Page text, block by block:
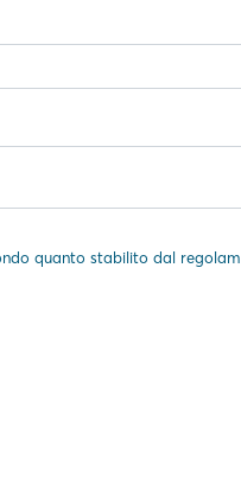
quanto stabilito dal